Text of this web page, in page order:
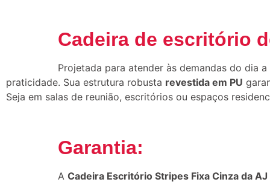
Cadeira de escritório
Projetada para atender às demandas do dia
praticidade. Sua estrutura robusta revestida em PU
Seja em salas de reunião, escritórios ou espaços
Garantia:
A Cadeira Escritório Stripes Fixa Cinza da AJ